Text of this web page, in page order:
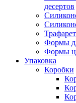
десертов
Формы
Формы
Упаковка
Коробки